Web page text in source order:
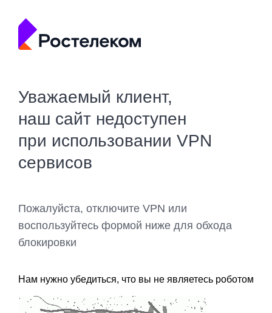
Уважаемый клиент,
наш сайт недоступен
при использовании VPN
сервисов
Пожалуйста, отключите VPN или
воспользуйтесь формой ниже для обхода
блокировки
Нам нужно убедиться, что вы не являетесь роботом